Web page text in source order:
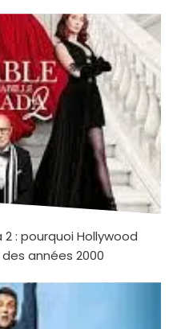
2 : pourquoi Hollywood
années 2000